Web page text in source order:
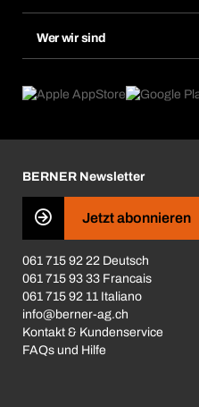
Nachbestellung
Dauerauftrag
Gefahrenstoffdatenbank
eProcurement
Produktfinder
Wer wir sind
Was uns antreibt
Business Conduct
BERNER Newsletter
Jetzt abonnieren
061 715 92 22 Deutsch
061 715 93 33 Francais
061 715 92 11 Italiano
info@berner-ag.ch
Kontakt & Kundenservice
FAQs und Hilfe